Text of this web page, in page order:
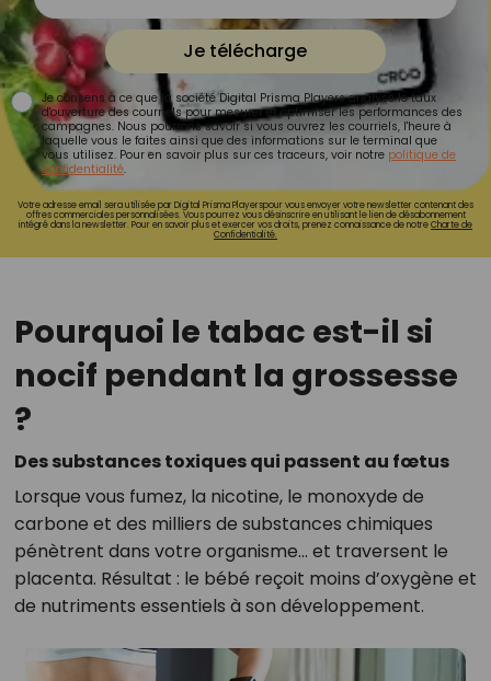
Je télécharge
Je consens à ce que la société Digital Prisma Players analyse le taux
d'ouverture des courriels pour mesurer et optimiser les performances des
campagnes. Nous pourrons savoir si vous ouvrez les courriels, l'heure à
laquelle vous le faites ainsi que des informations sur le terminal que
vous utilisez. Pour en savoir plus sur ces traceurs, voir notre politique de
confidentialité.
Votre adresse email sera utilisée par Digital Prisma Playerspour vous envoyer votre newsletter contenant des
offres commerciales personnalisées. Vous pourrez vous désinscrire en utilisant le lien de désabonnement
intégré dans la newsletter. Pour en savoir plus et exercer vos droits, prenez connaissance de notreCharte de
Confidentialité.
Pourquoi le tabac est-il si
nocif pendant la grossesse
?
Des substances toxiques qui passent au fœtus
Lorsque vous fumez, la nicotine, le monoxyde de
carbone et des milliers de substances chimiques
pénètrent dans votre organisme… et traversent le
placenta. Résultat : le bébé reçoit moins d’oxygène et
de nutriments essentiels à son développement.